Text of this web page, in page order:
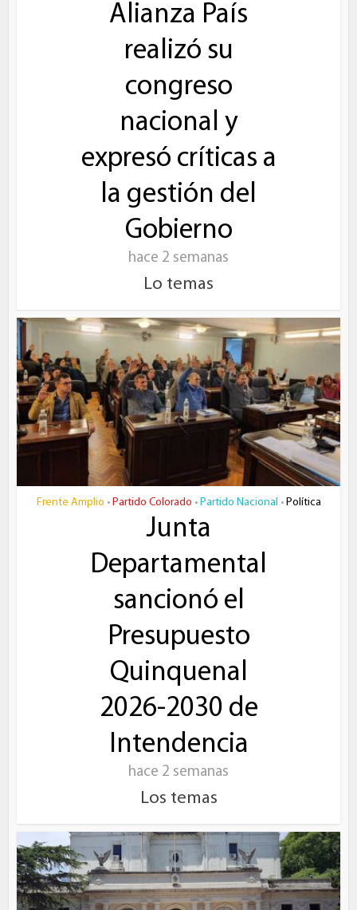
Alianza País
realizó su
congreso
nacional y
expresó críticas a
la gestión del
Gobierno
hace 2 semanas
Lo temas
Frente Amplio • Partido Colorado • Partido Nacional • Política
Junta
Departamental
sancionó el
Presupuesto
Quinquenal
2026-2030 de
Intendencia
hace 2 semanas
Los temas